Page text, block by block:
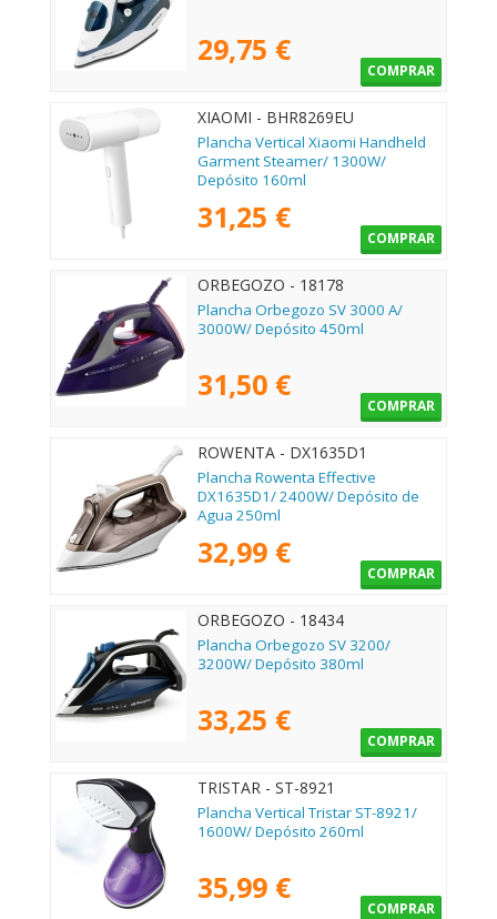
29,75 €
COMPRAR
XIAOMI - BHR8269EU
Plancha Vertical Xiaomi Handheld
Garment Steamer/ 1300W/
Depósito 160ml
31,25 €
COMPRAR
ORBEGOZO - 18178
Plancha Orbegozo SV 3000 A/
3000W/ Depósito 450ml
31,50 €
COMPRAR
ROWENTA - DX1635D1
Plancha Rowenta Effective
DX1635D1/ 2400W/ Depósito de
Agua 250ml
32,99 €
COMPRAR
ORBEGOZO - 18434
Plancha Orbegozo SV 3200/
3200W/ Depósito 380ml
33,25 €
COMPRAR
TRISTAR - ST-8921
Plancha Vertical Tristar ST-8921/
1600W/ Depósito 260ml
35,99 €
COMPRAR